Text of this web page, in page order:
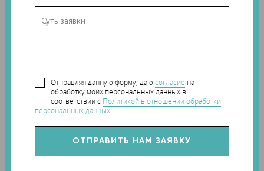
Отправляя данную форму, даюсогласие на
обработку моих персональных данных в
соответствии с Политикой в отношении обработки
персональных данных.
7, стр. 1, павильон 2.
3D Print Expo,3D-дизайнер,3D-печать
Наши новости в telegram канале: